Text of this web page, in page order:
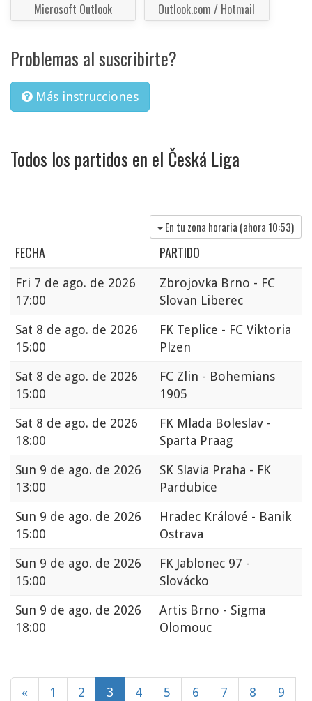
Microsoft Outlook Outlook.com / Hotmail
Problemas al suscribirte?
Más instrucciones
Todos los partidos en el Česká Liga
En tu zona horaria (ahora 10:53)
FECHA PARTIDO
Fri 7 de ago. de 2026
17:00
Zbrojovka Brno - FC
Slovan Liberec
Sat 8 de ago. de 2026
15:00
FK Teplice - FC Viktoria
Plzen
Sat 8 de ago. de 2026
15:00
FC Zlin - Bohemians
1905
Sat 8 de ago. de 2026
18:00
FK Mlada Boleslav -
Sparta Praag
Sun 9 de ago. de 2026
13:00
SK Slavia Praha - FK
Pardubice
Sun 9 de ago. de 2026
15:00
Hradec Králové - Banik
Ostrava
Sun 9 de ago. de 2026
15:00
FK Jablonec 97 -
Slovácko
Sun 9 de ago. de 2026
18:00
Artis Brno - Sigma
Olomouc
« 1 2 3 4 5 6 7 8 9